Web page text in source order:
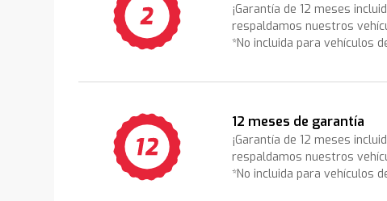
¡Garantía de 12 meses
respaldamos nuestros
*No incluida para vehículos
12 meses de garantía
¡Garantía de 12 meses
respaldamos nuestros
*No incluida para vehículos